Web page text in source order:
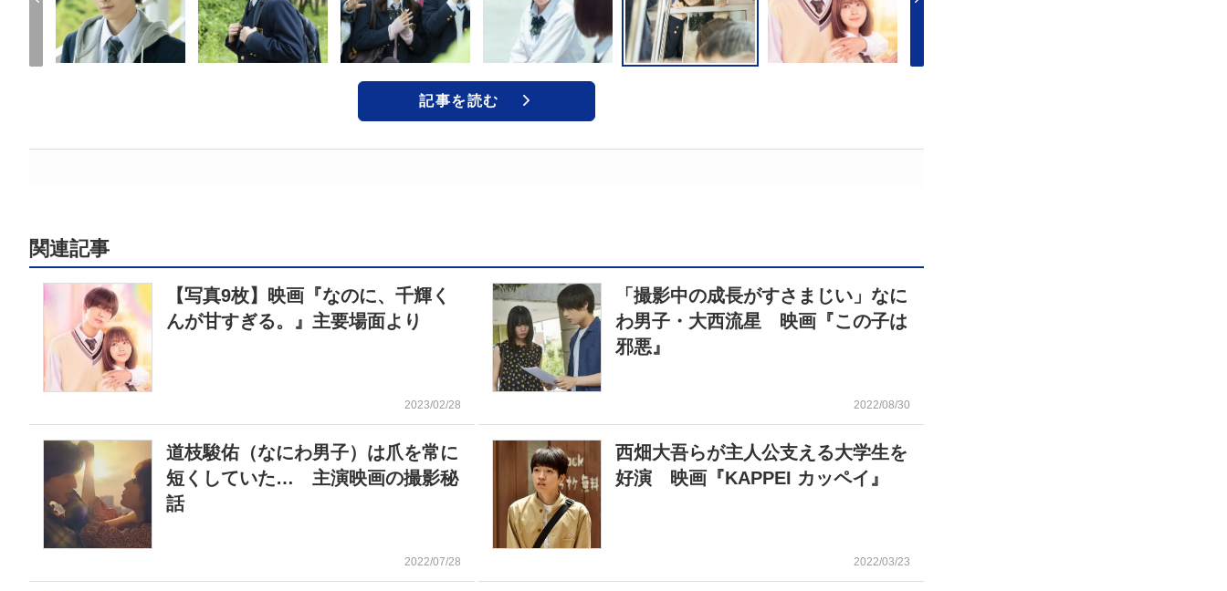
記事を読む
関連記事
【写真9枚】映画『なのに、千輝く
んが甘すぎる。』主要場面より
2023/02/28
「撮影中の成長がすさまじい」なに
わ男子・大西流星 映画『この子は
邪悪』
2022/08/30
道枝駿佑（なにわ男子）は爪を常に
短くしていた… 主演映画の撮影秘
話
2022/07/28
西畑大吾らが主人公支える大学生を
好演 映画『KAPPEI カッペイ』
2022/03/23